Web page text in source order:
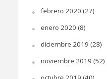
febrero 2020 (27)
enero 2020 (8)
diciembre 2019 (28)
noviembre 2019 (52)